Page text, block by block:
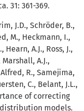
31: 361-369.
J.D., Schröder, B.,
M., Heckmann, I.,
Hearn, A.J., Ross, J.,
A.J.,
R., Samejima,
C., Belant, J.L.,
of correcting
models.